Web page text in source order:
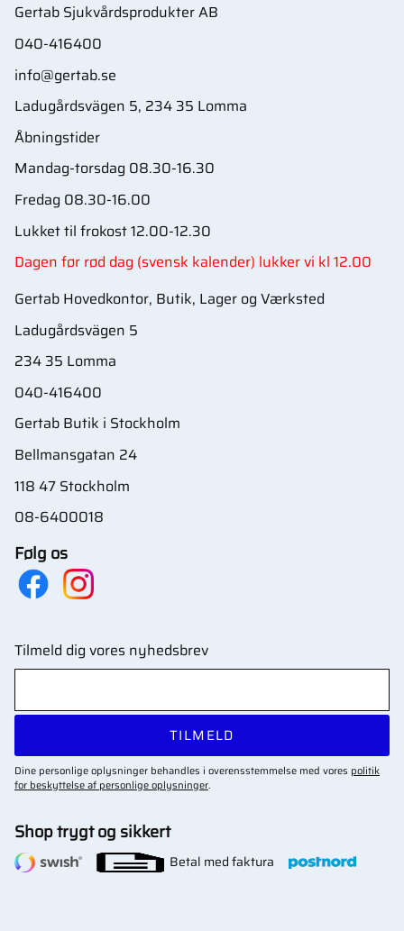
Gertab Sjukvårdsprodukter AB
040-416400
info@gertab.se
Ladugårdsvägen 5, 234 35 Lomma
Åbningstider
Mandag-torsdag 08.30-16.30
Fredag 08.30-16.00
Lukket til frokost 12.00-12.30
Dagen før rød dag (svensk kalender) lukker vi kl 12.00
Gertab Hovedkontor, Butik, Lager og Værksted
Ladugårdsvägen 5
234 35 Lomma
040-416400
Gertab Butik i Stockholm
Bellmansgatan 24
118 47 Stockholm
08-6400018
Følg os
Tilmeld dig vores nyhedsbrev
TILMELD
Dine personlige oplysninger behandles i overensstemmelse med vores politik
for beskyttelse af personlige oplysninger.
Shop trygt og sikkert
Betal med faktura